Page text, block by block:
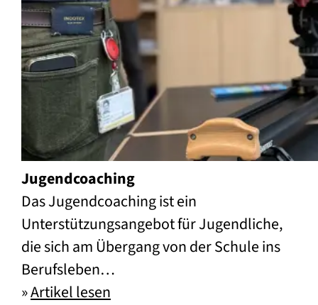
Jugendcoaching
Das Jugendcoaching ist ein
Unterstützungsangebot für Jugendliche,
die sich am Übergang von der Schule ins
Berufsleben…
»Artikel lesen